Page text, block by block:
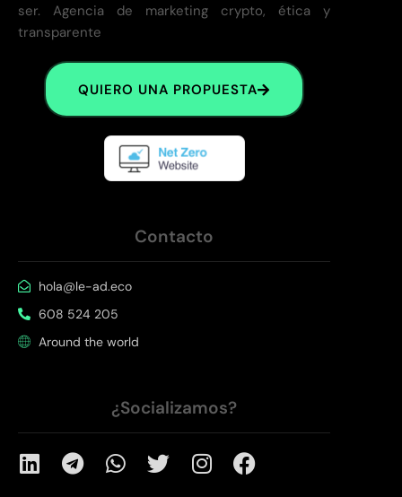
ser. Agencia de marketing crypto, ética y
transparente
QUIERO UNA PROPUESTA
Contacto
hola@le-ad.eco
608 524 205
Around the world
¿Socializamos?